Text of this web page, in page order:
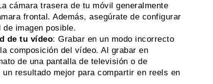
cámara trasera de tu móvil generalmente
frontal. Además, asegúrate de configurar
imagen posible.
de tu vídeo: Grabar en un modo incorrecto
composición del vídeo. Al grabar en
de una pantalla de televisión o de
resultado mejor para compartir en reels en